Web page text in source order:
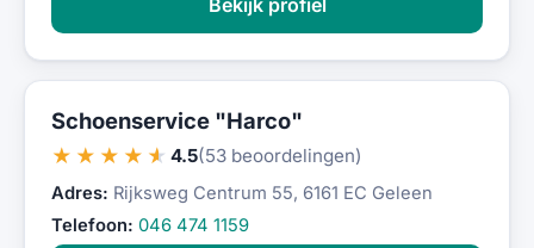
Bekijk profiel
Schoenservice "Harco"
★★★★★ 4.5(53 beoordelingen)
Adres: Rijksweg Centrum 55, 6161 EC Geleen
Telefoon: 046 474 1159